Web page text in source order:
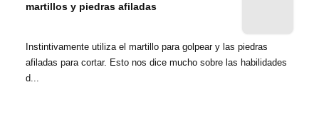
martillos y piedras afiladas
Instintivamente utiliza el martillo para golpear y las piedras
afiladas para cortar. Esto nos dice mucho sobre las habilidades
d...